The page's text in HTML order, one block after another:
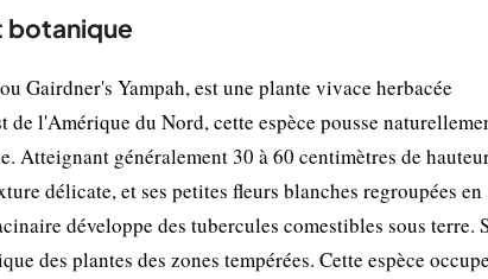
botanique
Gairdner's Yampah, est une plante vivace herbacée
l'Amérique du Nord, cette espèce pousse
Atteignant généralement 30 à 60 centimètres de
délicate, et ses petites fleurs blanches regroupées en
développe des tubercules comestibles sous terre.
des plantes des zones tempérées. Cette espèce